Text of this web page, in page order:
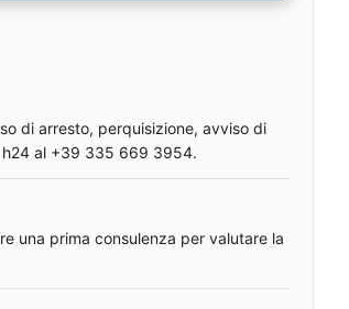
di arresto, perquisizione, avviso di
h24 al +39 335 669 3954.
una prima consulenza per valutare la